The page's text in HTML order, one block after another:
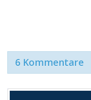
6 Kommentare